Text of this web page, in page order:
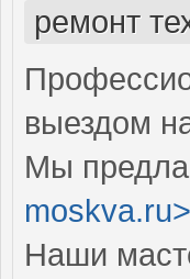
ремонт
выездом
Мы
moskva.ru>
Наши